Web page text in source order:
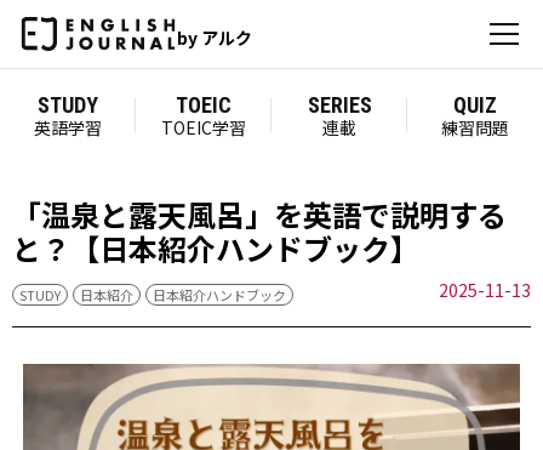
by アルク
STUDY
英語学習
TOEIC
TOEIC学習
SERIES
連載
QUIZ
練習問題
「温泉と露天風呂」を英語で説明する
と？【日本紹介ハンドブック】
STUDY 日本紹介 日本紹介ハンドブック 2025-11-13